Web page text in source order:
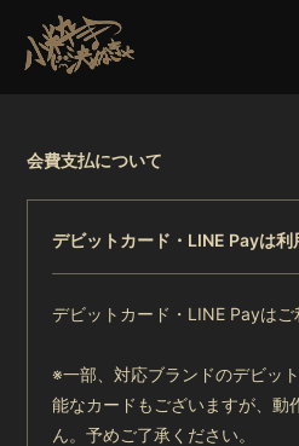
会費支払について
デビットカード・LINE Payは利
デビットカード・LINE Payはご
※一部、対応ブランドのデビッ
能なカードもございますが、動
ん。予めご了承ください。